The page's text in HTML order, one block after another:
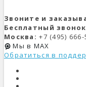
Звоните и
Бесплатный
Москва: +7 (495)
Мы в MAX
Обратиться в